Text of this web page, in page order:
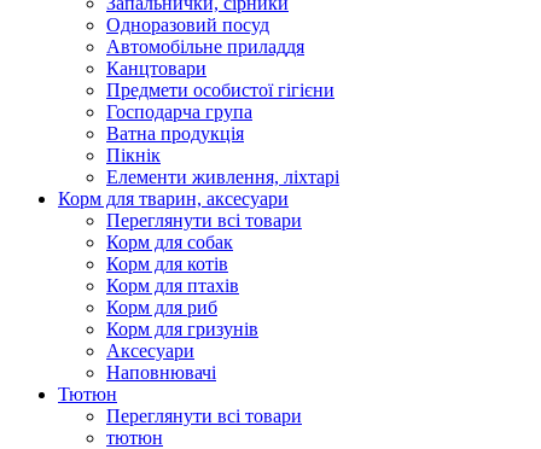
Одноразовий посуд
Автомобільне приладдя
Канцтовари
Предмети особистої гігієни
Господарча група
Ватна продукція
Пікнік
Елементи живлення, ліхтарі
Корм для тварин, аксесуари
Переглянути всі товари
Корм для собак
Корм для котів
Корм для птахів
Корм для риб
Корм для гризунів
Аксесуари
Наповнювачі
Тютюн
Переглянути всі товари
тютюн